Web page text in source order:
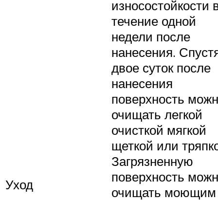
Уход
износостойкости
течение одной
недели после
нанесения.
двое суток после
нанесения
поверхность
очищать легкой
очисткой мягкой
щеткой или
Загрязненную
поверхность
очищать моющим